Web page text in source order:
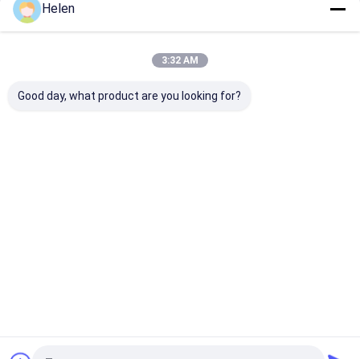
홈 사이트맵 연락처
Desktop Site
Reserved.
Helen
3:32 AM
Good day, what product are you looking for?